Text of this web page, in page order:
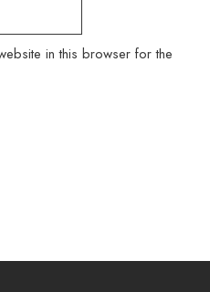
in this browser for the